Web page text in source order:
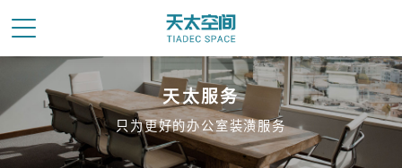
天太服务
只为更好的办公室装潢服务